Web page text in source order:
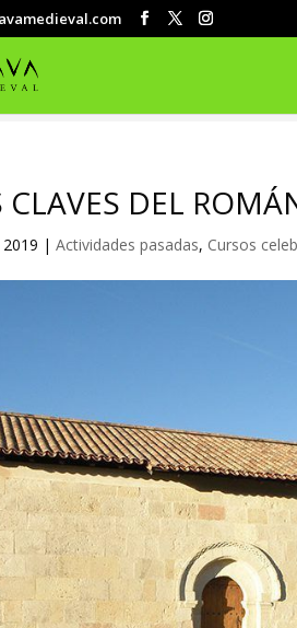
CLAVES DEL
| Actividades pasadas, Cursos